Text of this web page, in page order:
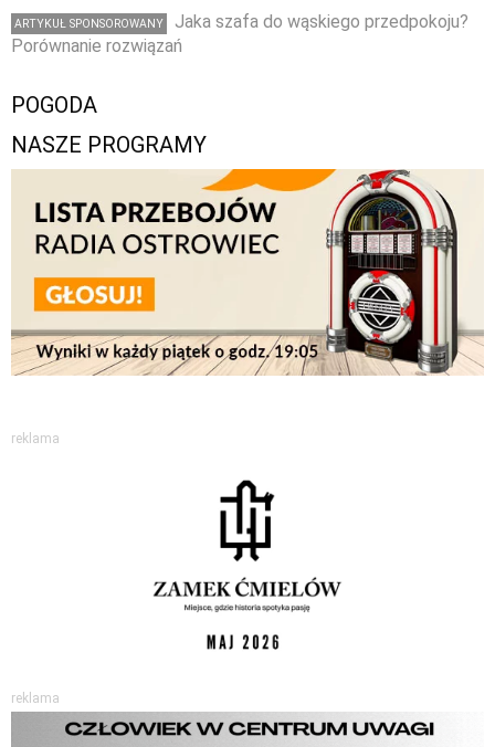
ARTYKUŁ SPONSOROWANY
Jaka szafa do wąskiego przedpokoju?
Porównanie rozwiązań
POGODA
NASZE PROGRAMY
reklama
reklama